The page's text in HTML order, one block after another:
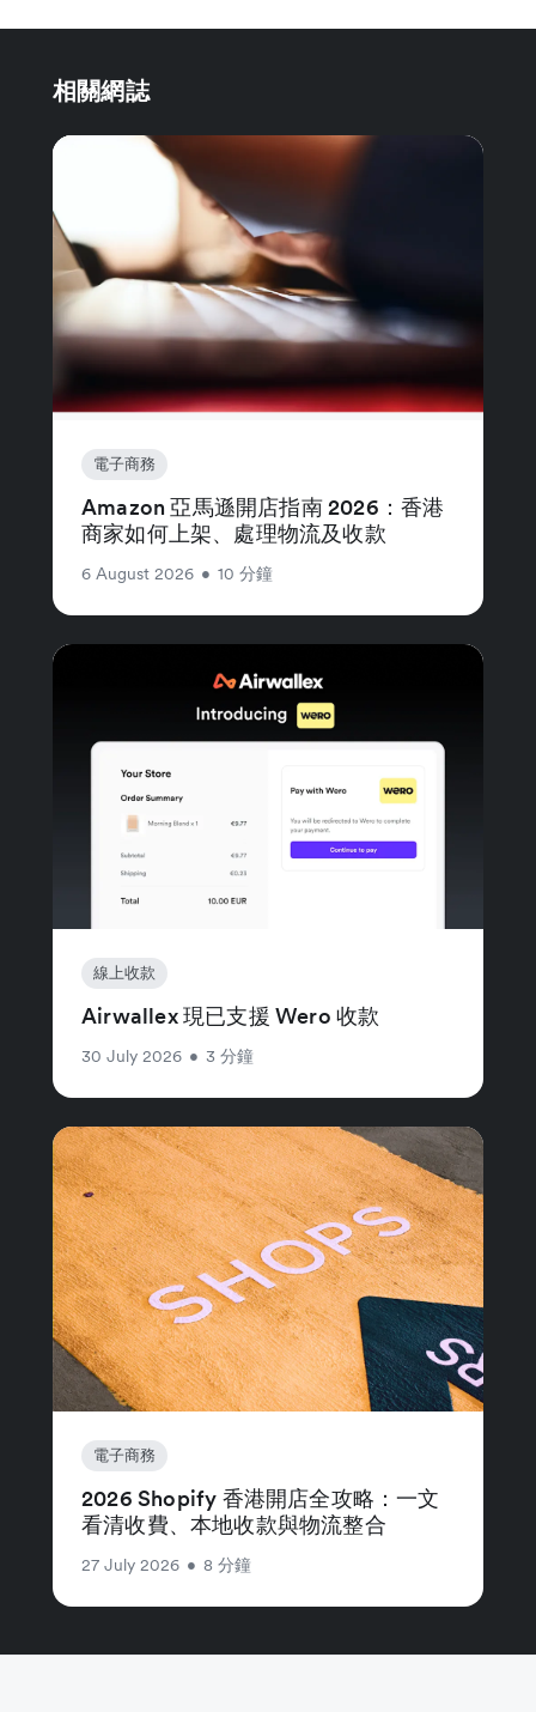
相關網誌
電子商務
Amazon 亞馬遜開店指南 2026：香港
商家如何上架、處理物流及收款
6 August 2026 • 10 分鐘
線上收款
Airwallex 現已支援 Wero 收款
30 July 2026 • 3 分鐘
電子商務
2026 Shopify 香港開店全攻略：一文
看清收費、本地收款與物流整合
27 July 2026 • 8 分鐘